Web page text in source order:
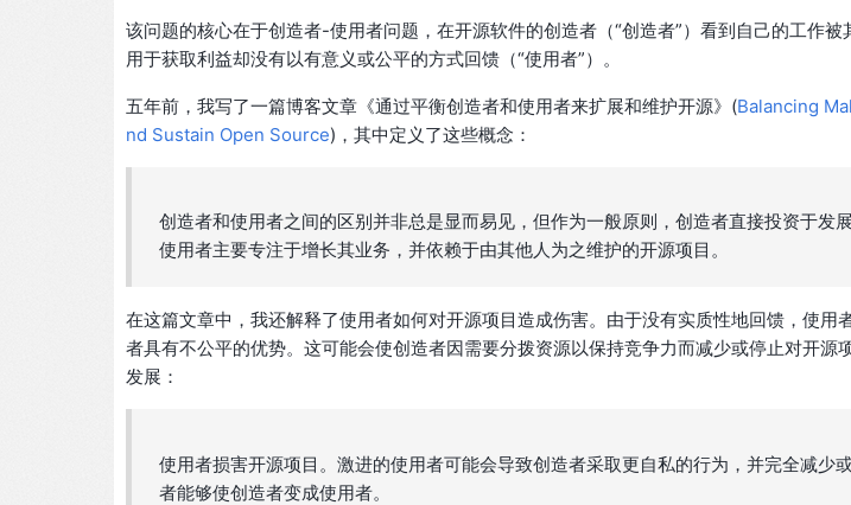
该问题的核心在于创造者-使用者问题，在开源软件的创造者（“创造者”）看到自己的工作被
用于获取利益却没有以有意义或公平的方式回馈（“使用者”）。
五年前，我写了一篇博客文章《通过平衡创造者和使用者来扩展和维护开源》(Balancing
nd Sustain Open Source)，其中定义了这些概念：
创造者和使用者之间的区别并非总是显而易见，但作为一般原则，创造者直接投资于发
使用者主要专注于增长其业务，并依赖于由其他人为之维护的开源项目。
在这篇文章中，我还解释了使用者如何对开源项目造成伤害。由于没有实质性地回馈，使用
者具有不公平的优势。这可能会使创造者因需要分拨资源以保持竞争力而减少或停止对开源
发展：
使用者损害开源项目。激进的使用者可能会导致创造者采取更自私的行为，并完全减少
者能够使创造者变成使用者。